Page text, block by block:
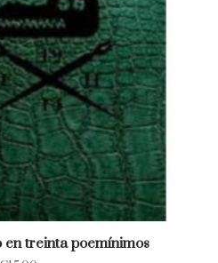
treinta poemínimos